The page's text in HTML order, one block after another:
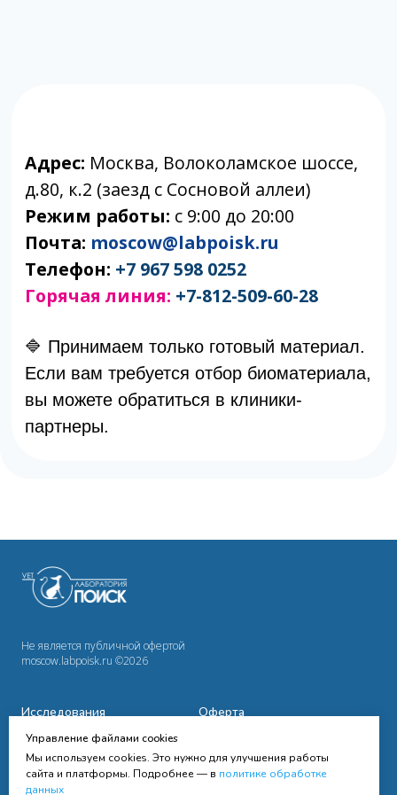
Не является публичной офертой
moscow.labpoisk.ru ©2026
Исследования
Сотрудничество
Cправочная информация
Оферта
конфиденциальности
Управление файлами cookies
Мы используем cookies. Это нужно для улучшения работы
сайта и платформы. Подробнее — в политике обработке
данных